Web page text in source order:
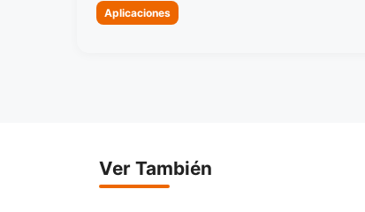
Categorias
Aplicaciones
Ver También